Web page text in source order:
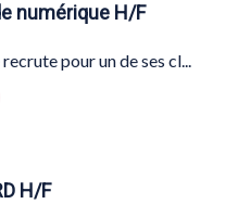
numérique H/F
pour un de ses cl...
H/F